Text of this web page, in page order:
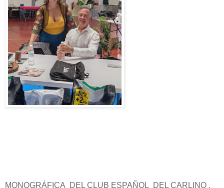
MONOGRÁFICA DEL CLUB ESPAÑOL DEL CARLINO ,